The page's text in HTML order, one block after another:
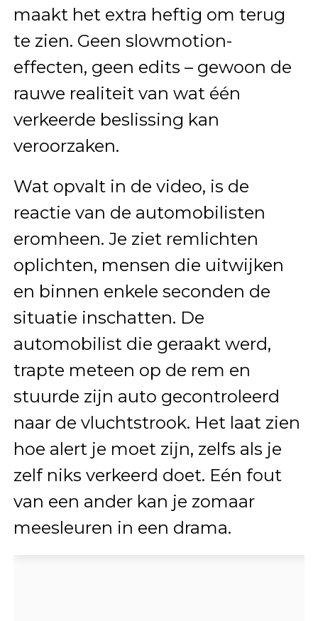
maakt het extra heftig om terug
te zien. Geen slowmotion-
effecten, geen edits – gewoon de
rauwe realiteit van wat één
verkeerde beslissing kan
veroorzaken.
Wat opvalt in de video, is de
reactie van de automobilisten
eromheen. Je ziet remlichten
oplichten, mensen die uitwijken
en binnen enkele seconden de
situatie inschatten. De
automobilist die geraakt werd,
trapte meteen op de rem en
stuurde zijn auto gecontroleerd
naar de vluchtstrook. Het laat zien
hoe alert je moet zijn, zelfs als je
zelf niks verkeerd doet. Eén fout
van een ander kan je zomaar
meesleuren in een drama.